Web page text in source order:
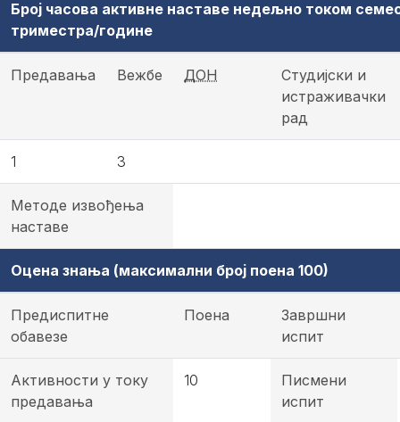
Број часова активне наставе недељно током
триместра/године
Предавања Вежбе ДОН
Студијски и
истраживачки
рад
1 3
Методе извођења
наставе
Оцена знања (максимални број поена 100)
Предиспитне
обавезе
Поена
Завршни
испит
Активности у току
предавања
10
Писмени
испит